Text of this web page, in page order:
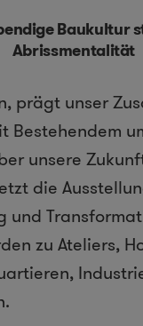
Baukultur
Abrissmentalität
prägt unser
Bestehendem
unsere
die
und
zu Ateliers,